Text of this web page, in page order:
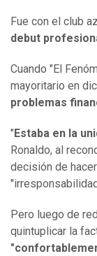
Fue con el club
debut
Cuando "El
mayoritario en
problemas
" Estaba en la
Ronaldo, al
decisión de
Pero luego de
quintuplicar la